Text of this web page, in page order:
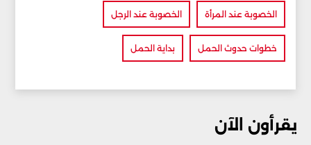
الخصوبة عند المرأة الخصوبة عند الرجل
خطوات حدوث الحمل بداية الحمل
يقرأون الآن